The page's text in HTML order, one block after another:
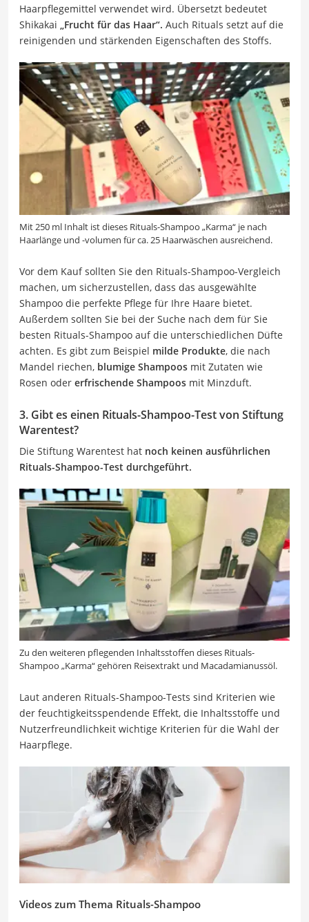
Haarpflegemittel verwendet wird. Übersetzt bedeutet
Shikakai „Frucht für das Haar“. Auch Rituals setzt auf die
reinigenden und stärkenden Eigenschaften des Stoffs.
Mit 250 ml Inhalt ist dieses Rituals-Shampoo „Karma“ je nach
Haarlänge und -volumen für ca. 25 Haarwäschen ausreichend.
Vor dem Kauf sollten Sie den Rituals-Shampoo-Vergleich
machen, um sicherzustellen, dass das ausgewählte
Shampoo die perfekte Pflege für Ihre Haare bietet.
Außerdem sollten Sie bei der Suche nach dem für Sie
besten Rituals-Shampoo auf die unterschiedlichen Düfte
achten. Es gibt zum Beispiel milde Produkte, die nach
Mandel riechen, blumige Shampoos mit Zutaten wie
Rosen oder erfrischende Shampoos mit Minzduft.
3. Gibt es einen Rituals-Shampoo-Test von Stiftung
Warentest?
Die Stiftung Warentest hat noch keinen ausführlichen
Rituals-Shampoo-Test durchgeführt.
Zu den weiteren pflegenden Inhaltsstoffen dieses Rituals-
Shampoo „Karma“ gehören Reisextrakt und Macadamianussöl.
Laut anderen Rituals-Shampoo-Tests sind Kriterien wie
der feuchtigkeitsspendende Effekt, die Inhaltsstoffe und
Nutzerfreundlichkeit wichtige Kriterien für die Wahl der
Haarpflege.
Videos zum Thema Rituals-Shampoo